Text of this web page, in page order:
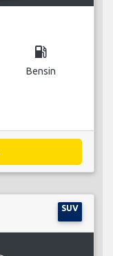
local_gas_station
Bensin
SUV